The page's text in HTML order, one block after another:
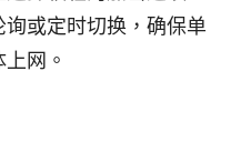
或定时切换，确保单
网。